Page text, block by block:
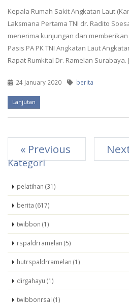
Kepala Rumah Sakit Angkatan Laut
Laksmana Pertama TNI dr. Radito
menerima kunjungan dan
Pasis PA PK TNI Angkatan Laut
Rapat Rumkital Dr. Ramelan Surabaya.
24 January 2020 berita
Lanjutan
« Previous
Kategori
pelatihan (31)
berita (617)
twibbon (1)
rspaldrramelan (5)
hutrspaldrramelan (1)
dirgahayu (1)
twibbonrsal (1)